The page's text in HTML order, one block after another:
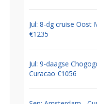
Jul: 8-dg cruise Oost
€1235
Jul: 9-daagse
Curacao €1056